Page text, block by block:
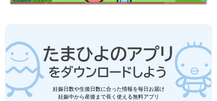
妊娠日数や生後日数に合った情報を毎日お届け
妊娠中から産後まで長く使える無料アプリ